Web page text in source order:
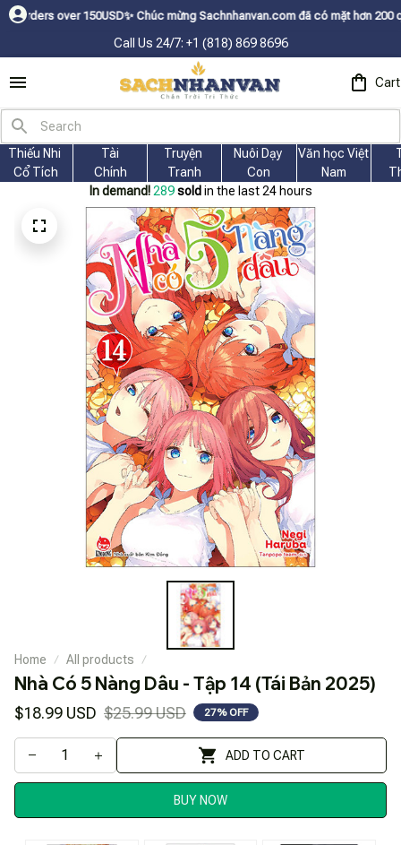
ㅤ✨Chúc mừng Sachnhanvan.com đã có mặt hơn 200 quốc gia như Mỹ,
Call Us 24/7: +1 (818) 869 8696
Cart
Thiếu Nhi
Cổ Tích
Tài
Chính
Truyện
Tranh
Nuôi Dạy
Con
Văn học Việt
Nam
In demand! 290 sold in the last 24 hours
Home All products
Nhà Có 5 Nàng Dâu - Tập 14 (Tái Bản 2025)
$18.99 USD $25.99 USD 27% OFF
ADD TO CART
BUY NOW